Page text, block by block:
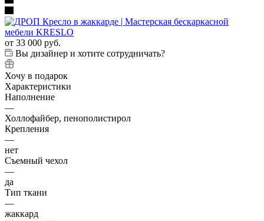
от 33 000 руб.
Вы дизайнер и хотите сотрудничать?
Хочу в подарок
Характеристики
Наполнение
—
Холлофайбер, пенополистирол
Крепления
—
нет
Съемный чехол
—
да
Тип ткани
—
жаккард